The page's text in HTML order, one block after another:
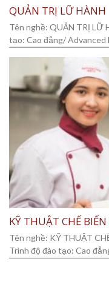
QUẢN TRỊ LỮ HÀNH
Tên nghề: QUẢN TRỊ LỮ
tạo: Cao đẳng/ Advanced
KỸ THUẬT CHẾ
Tên nghề: KỸ THUẬT
Trình độ đào tạo: Cao